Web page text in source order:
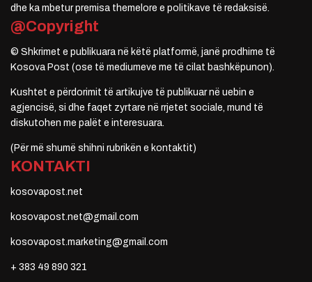
dhe ka mbetur premisa themelore e politikave të redaksisë.
@Copyright
© Shkrimet e publikuara në këtë platformë, janë prodhime të
Kosova Post (ose të mediumeve me të cilat bashkëpunon).
Kushtet e përdorimit të artikujve të publikuar në uebin e
agjencisë, si dhe faqet zyrtare në rrjetet sociale, mund të
diskutohen me palët e interesuara.
(Për më shumë shihni rubrikën e kontaktit)
KONTAKTI
kosovapost.net
kosovapost.net@gmail.com
kosovapost.marketing@gmail.com
+ 383 49 890 321